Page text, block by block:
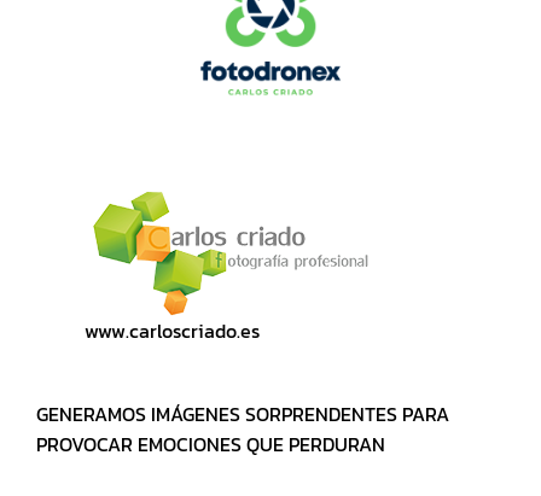
www.carloscriado.es
GENERAMOS IMÁGENES SORPRENDENTES PARA
PROVOCAR EMOCIONES QUE PERDURAN